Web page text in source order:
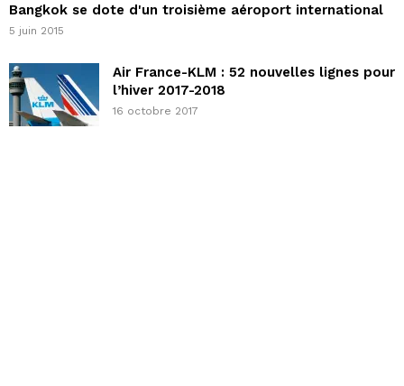
Bangkok se dote d'un troisième aéroport international
5 juin 2015
Air France-KLM : 52 nouvelles lignes pour
l’hiver 2017-2018
16 octobre 2017